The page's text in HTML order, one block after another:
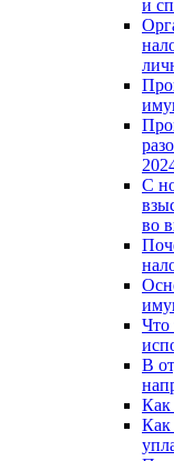
и
С
во
Что
В
Как
Как